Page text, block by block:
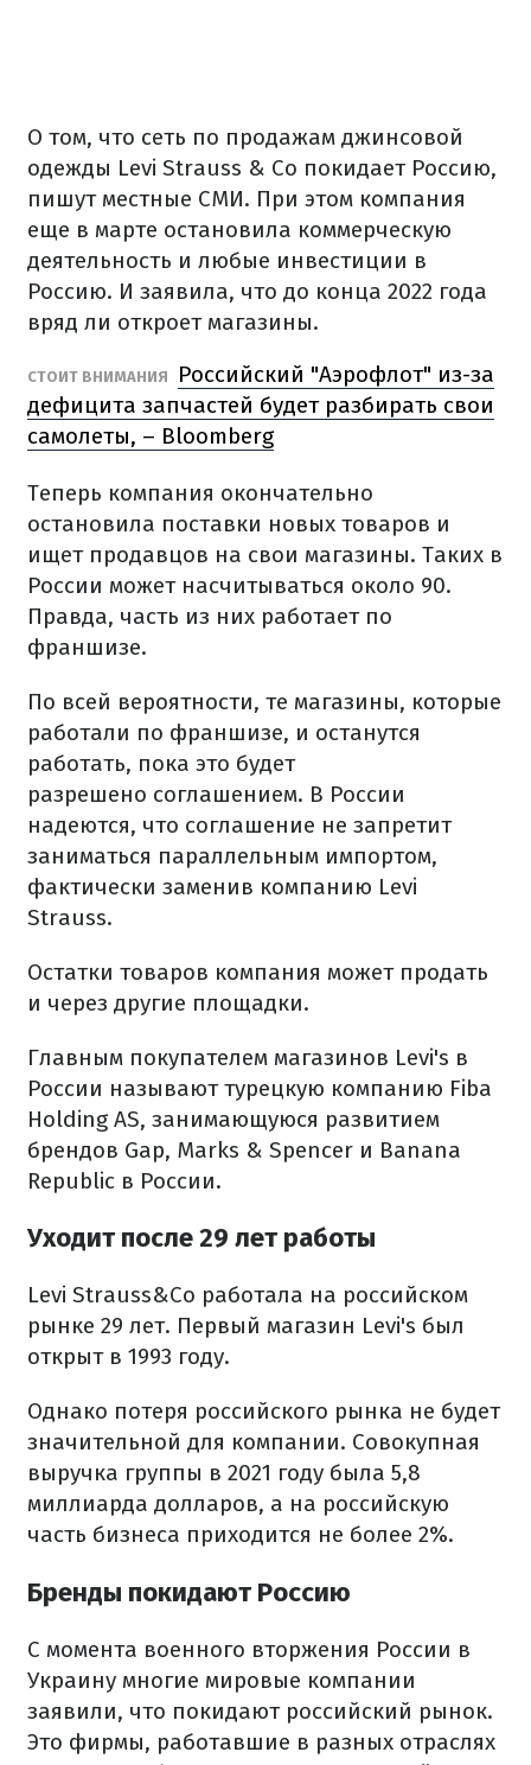
О том, что сеть по продажам джинсовой
одежды Levi Strauss & Co покидает Россию,
пишут местные СМИ. При этом компания
еще в марте остановила коммерческую
деятельность и любые инвестиции в
Россию. И заявила, что до конца 2022 года
вряд ли откроет магазины.
СТОИТ ВНИМАНИЯ
Российский "Аэрофлот" из-за
дефицита запчастей будет разбирать свои
самолеты, – Bloomberg
Теперь компания окончательно
остановила поставки новых товаров и
ищет продавцов на свои магазины. Таких в
России может насчитываться около 90.
Правда, часть из них работает по
франшизе.
По всей вероятности, те магазины, которые
работали по франшизе, и останутся
работать, пока это будет
разрешено соглашением. В России
надеются, что соглашение не запретит
заниматься параллельным импортом,
фактически заменив компанию Levi
Strauss.
Остатки товаров компания может продать
и через другие площадки.
Главным покупателем магазинов Levi's в
России называют турецкую компанию Fiba
Holding AS, занимающуюся развитием
брендов Gap, Marks & Spencer и Banana
Republic в России.
Уходит после 29 лет работы
Levi Strauss&Co работала на российском
рынке 29 лет. Первый магазин Levi's был
открыт в 1993 году.
Однако потеря российского рынка не будет
значительной для компании. Совокупная
выручка группы в 2021 году была 5,8
миллиарда долларов, а на российскую
часть бизнеса приходится не более 2%.
Бренды покидают Россию
С момента военного вторжения России в
Украину многие мировые компании
заявили, что покидают российский рынок.
Это фирмы, работавшие в разных отраслях